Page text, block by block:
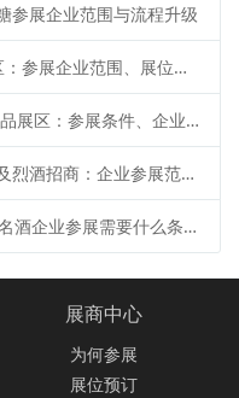
参展企业范围与流程升级
2026 南京糖酒会 1 号馆调味品展区：参展企业范围、展位类型、申请流程
2026 南京糖酒会2 号馆饮品及乳制品展区：参展条件、企业范围、报名流程
2026 南京糖酒会3号馆国际葡萄酒及烈酒招商：企业参展范围、报名流程、展位预定
2026 南京秋季糖酒会 4,5号馆中国名酒企业参展需要什么条件？范围 + 流程
展商中心
为何参展
展位预订